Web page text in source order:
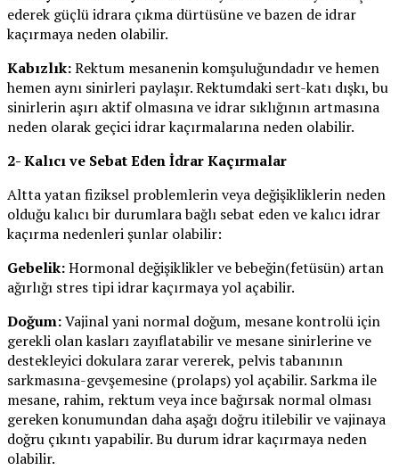
ederek güçlü idrara çıkma dürtüsüne ve bazen de idrar
kaçırmaya neden olabilir.
Kabızlık:Rektum mesanenin komşuluğundadır ve hemen
hemen aynı sinirleri paylaşır. Rektumdaki sert-katı dışkı, bu
sinirlerin aşırı aktif olmasına ve idrar sıklığının artmasına
neden olarak geçici idrar kaçırmalarına neden olabilir.
2- Kalıcı ve Sebat Eden İdrar Kaçırmalar
Altta yatan fiziksel problemlerin veya değişikliklerin neden
olduğu kalıcı bir durumlara bağlı sebat eden ve kalıcı idrar
kaçırma nedenleri şunlar olabilir:
Gebelik:Hormonal değişiklikler ve bebeğin(fetüsün) artan
ağırlığı stres tipi idrar kaçırmaya yol açabilir.
Doğum:Vajinal yani normal doğum, mesane kontrolü için
gerekli olan kasları zayıflatabilir ve mesane sinirlerine ve
destekleyici dokulara zarar vererek, pelvis tabanının
sarkmasına-gevşemesine (prolaps) yol açabilir. Sarkma ile
mesane, rahim, rektum veya ince bağırsak normal olması
gereken konumundan daha aşağı doğru itilebilir ve vajinaya
doğru çıkıntı yapabilir. Bu durum idrar kaçırmaya neden
olabilir.